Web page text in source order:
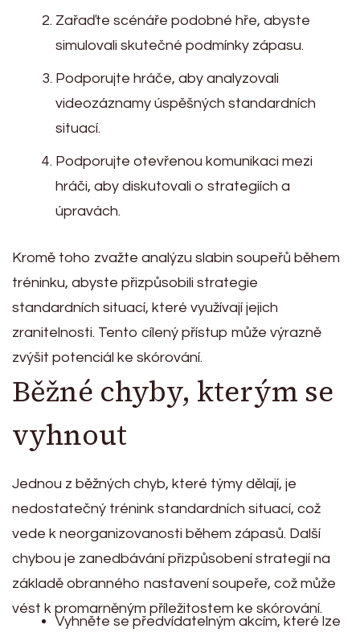
Zařaďte scénáře podobné hře, abyste
simulovali skutečné podmínky zápasu.
Podporujte hráče, aby analyzovali
videozáznamy úspěšných standardních
situací.
Podporujte otevřenou komunikaci mezi
hráči, aby diskutovali o strategiích a
úpravách.
Kromě toho zvažte analýzu slabin soupeřů během
tréninku, abyste přizpůsobili strategie
standardních situací, které využívají jejich
zranitelnosti. Tento cílený přístup může výrazně
zvýšit potenciál ke skórování.
Běžné chyby, kterým se
vyhnout
Jednou z běžných chyb, které týmy dělají, je
nedostatečný trénink standardních situací, což
vede k neorganizovanosti během zápasů. Další
chybou je zanedbávání přizpůsobení strategií na
základě obranného nastavení soupeře, což může
vést k promarněným příležitostem ke skórování.
Vyhněte se předvídatelným akcím, které lze